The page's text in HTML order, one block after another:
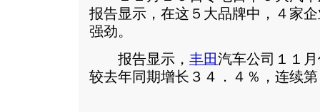
报告显示，在这５大品牌中，４家
强劲。
报告显示， 丰田汽车公司１１
较去年同期增长３４．４％，连续